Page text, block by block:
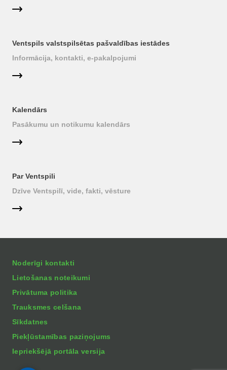
Ventspils valstspilsētas pašvaldības iestādes
Informācija, kontakti, e-pakalpojumi
Kalendārs
Pasākumu un notikumu kalendārs
Par Ventspili
Dzīve Ventspilī, vide, fakti, vēsture
Noderīgi kontakti
Lietošanas noteikumi
Privātuma politika
Trauksmes celšana
Sīkdatnes
Piekļūstamības paziņojums
Iepriekšējā portāla versija